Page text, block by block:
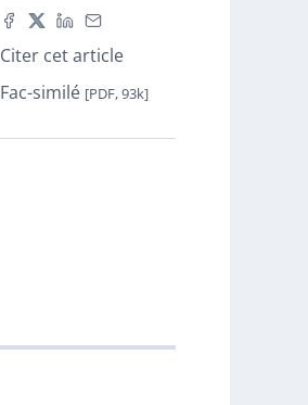
Citer cet article
Fac-similé [PDF, 93k]